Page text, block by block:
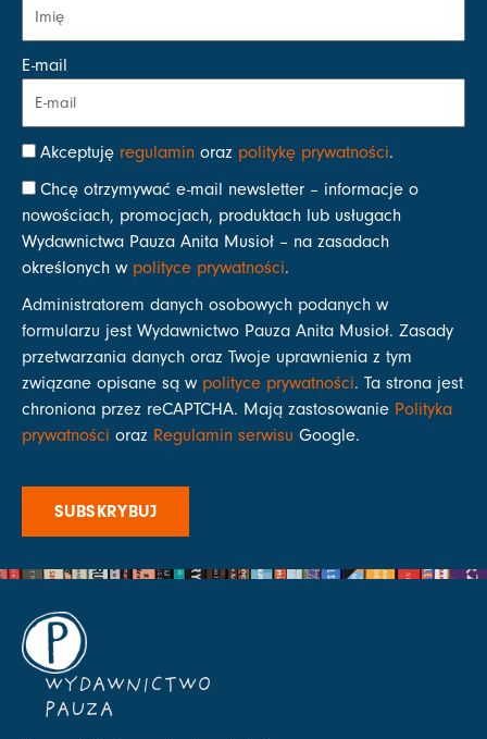
E-mail
Akceptuję regulamin oraz politykę prywatności.
Chcę otrzymywać e-mail newsletter – informacje o
nowościach, promocjach, produktach lub usługach
Wydawnictwa Pauza Anita Musioł – na zasadach
określonych w polityce prywatności.
Administratorem danych osobowych podanych w
formularzu jest Wydawnictwo Pauza Anita Musioł. Zasady
przetwarzania danych oraz Twoje uprawnienia z tym
związane opisane są w polityce prywatności. Ta strona jest
chroniona przez reCAPTCHA. Mają zastosowanie Polityka
prywatności oraz Regulamin serwisu Google.
SUBSKRYBUJ
WYDAWNICTWO
PAUZA